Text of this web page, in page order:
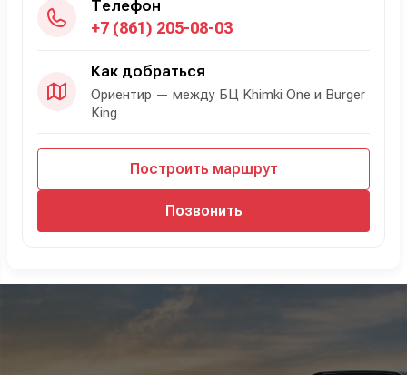
Телефон
+7 (861) 205-08-03
Как добраться
Ориентир — между БЦ Khimki One и Burger
King
Построить маршрут
Позвонить